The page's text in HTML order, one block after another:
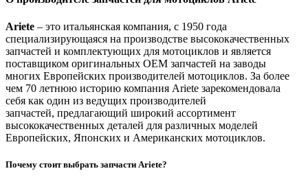
Ariete – это итальянская компания, с 1950 года
специализирующаяся на производстве высококачественных
запчастей и комплектующих для мотоциклов и является
поставщиком оригинальных OEM запчастей на заводы
многих Европейских производителей мотоциклов. За более
чем 70 летнюю историю компания Ariete зарекомендовала
себя как один из ведущих производителей
запчастей, предлагающий широкий ассортимент
высококачественных деталей для различных моделей
Европейских, Японских и Американских мотоциклов.
Почему стоит выбрать запчасти Ariete?